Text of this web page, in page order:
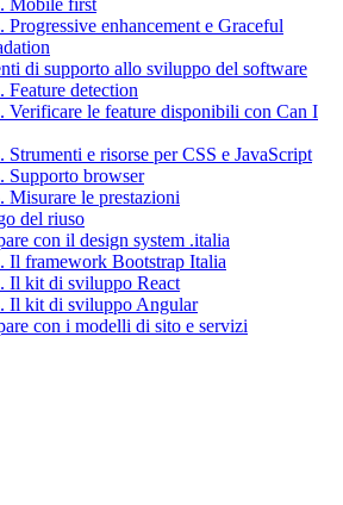
Mobile first
Progressive enhancement e Graceful
di supporto allo sviluppo del software
Feature detection
Verificare le feature disponibili con Can I
Strumenti e risorse per CSS e JavaScript
Supporto browser
Misurare le prestazioni
del riuso
con il design system .italia
Il framework Bootstrap Italia
Il kit di sviluppo React
Il kit di sviluppo Angular
con i modelli di sito e servizi